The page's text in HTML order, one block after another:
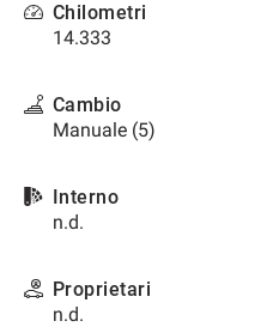
Chilometri
14.333
Cambio
Manuale (5)
Interno
n.d.
Proprietari
n.d.